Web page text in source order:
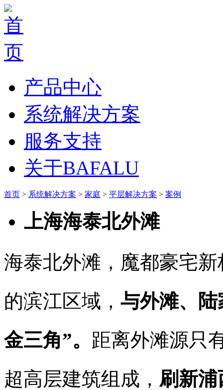
产品中心
系统解决方案
服务支持
关于BAFALU
首页 > 系统解决方案 > 家庭 > 平层解决方案 > 案例
上海海泰北外滩
海泰北外滩，魔都豪宅新
的滨江区域， 与外滩、
金三角”。 距离外滩源只
超高层建筑组成， 刷新